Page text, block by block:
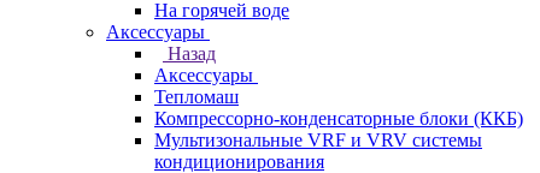
На горячей воде
Аксессуары
Назад
Аксессуары
Тепломаш
Компрессорно-конденсаторные блоки (ККБ)
Мультизональные VRF и VRV системы
кондиционирования